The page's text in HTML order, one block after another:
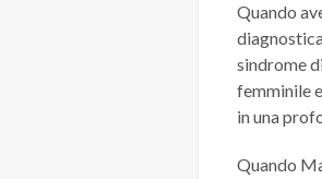
Quando
sindrome
femminile
in una
Quando